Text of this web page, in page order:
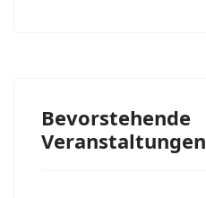
Bevorstehende
Veranstaltungen